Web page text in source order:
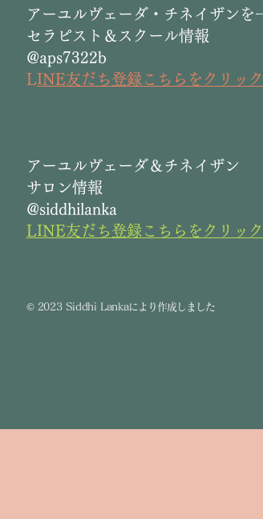
アーユルヴェーダ・チネイザンを
セラピスト＆スクール情報
@aps7322b
LINE友だち登録こちらをクリック
​アーユルヴェーダ＆チネイザン
サロン情報
@siddhilanka
LINE友だち登録こちらをクリック
©2023 Siddhi Lankaにより作成しました